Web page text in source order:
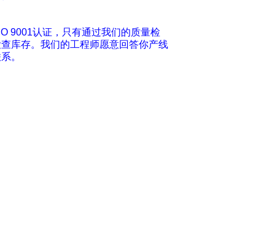
9001认证，只有通过我们的质量检
库存。我们的工程师愿意回答你产线
。